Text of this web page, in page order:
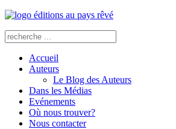
Accueil
Auteurs
Le Blog des Auteurs
Dans les Médias
Evénements
Où nous trouver?
Nous contacter